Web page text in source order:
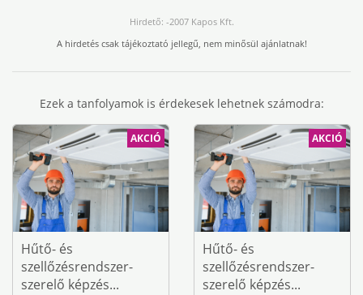
Hirdető: -2007 Kapos Kft.
A hirdetés csak tájékoztató jellegű, nem minősül ajánlatnak!
Ezek a tanfolyamok is érdekesek lehetnek számodra:
AKCIÓ
Hűtő- és
szellőzésrendszer-
szerelő képzés...
AKCIÓ
Hűtő- és
szellőzésrendszer-
szerelő képzés...